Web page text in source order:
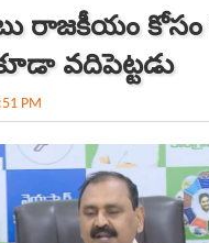
రాజకీయం
వదిపెట్టడు
PM